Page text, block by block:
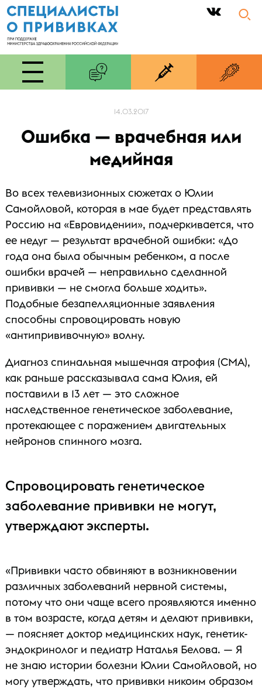
|
14.03.2017
Ошибка — врачебная или
медийная
Во всех телевизионных сюжетах о Юлии
Самойловой, которая в мае будет представлять
Россию на «Евровидении», подчеркивается, что
ее недуг — результат врачебной ошибки: «До
года она была обычным ребенком, а после
ошибки врачей — неправильно сделанной
прививки — не смогла больше ходить».
Подобные безапелляционные заявления
способны спровоцировать новую
«антипрививочную» волну.
Диагноз спинальная мышечная атрофия (СМА),
как раньше рассказывала сама Юлия, ей
поставили в 13 лет — это сложное
наследственное генетическое заболевание,
протекающее с поражением двигательных
нейронов спинного мозга.
Спровоцировать генетическое
заболевание прививки не могут,
утверждают эксперты.
«Прививки часто обвиняют в возникновении
различных заболеваний нервной системы,
потому что они чаще всего проявляются именно
в том возрасте, когда детям и делают прививки,
— поясняет доктор медицинских наук, генетик-
эндокринолог и педиатр Наталья Белова. — Я
не знаю истории болезни Юлии Самойловой, но
могу утверждать, что прививки никоим образом